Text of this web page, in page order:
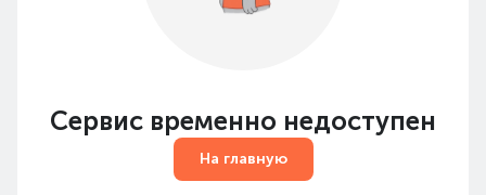
Сервис временно недоступен
На главную